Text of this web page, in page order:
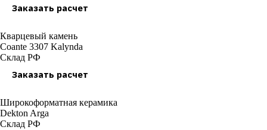
Заказать расчет
Кварцевый камень
Coante 3307 Kalynda
Склад РФ
Заказать расчет
Широкоформатная керамика
Dekton Arga
Склад РФ